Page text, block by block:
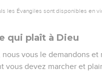
les Évangiles sont disponibles en
qui plaît à Dieu
nous vous le demandons
vous devez marcher et